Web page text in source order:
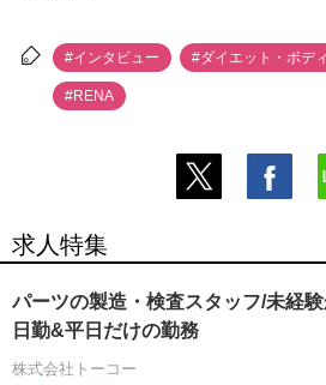
#インタビュー #ダイエット・ボデ
#RENA
求人特集
パーツの製造・検査スタッフ/未経
日勤&平日だけの勤務
株式会社トーコー